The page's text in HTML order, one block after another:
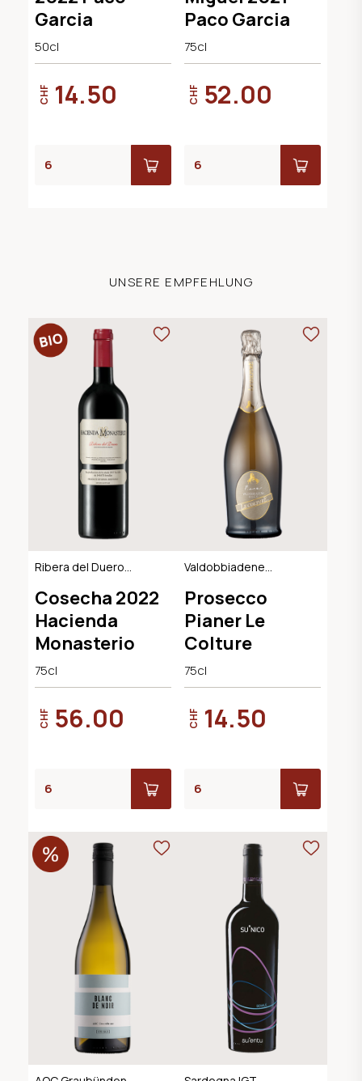
Garcia
50cl
CHF 14.50
Paco Garcia
75cl
CHF 52.00
UNSERE EMPFEHLUNG
Ribera del Duero
Cosecha 2022
Hacienda
Monasterio
75cl
CHF 56.00
Valdobbiadene
Prosecco
Pianer Le
Colture
75cl
CHF 14.50